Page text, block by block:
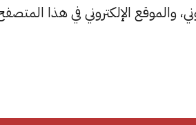
والموقع الإلكتروني في هذا